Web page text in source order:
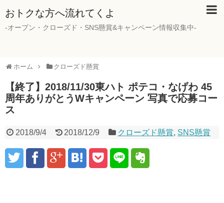
おトクな方へ流れてくよ
-オープン・クローズド・SNS懸賞&キャンペーン情報収集中-
ホーム クローズド懸賞
【終了】2018/11/30東ハト ポテコ・なげわ 45
周年ありがとうWキャンペーン 写真で応募コー
ス
2018/9/4 2018/12/9 クローズド懸賞, SNS懸賞